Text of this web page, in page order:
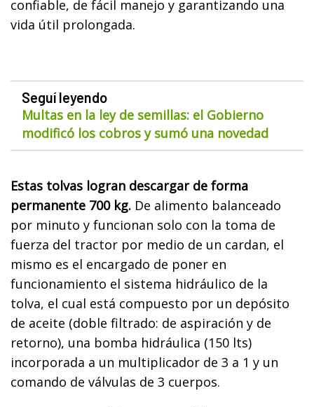
confiable, de fácil manejo y garantizando una
vida útil prolongada.
Seguí leyendo
Multas en la ley de semillas: el Gobierno
modificó los cobros y sumó una novedad
Estas tolvas logran descargar de forma
permanente 700 kg. De alimento balanceado
por minuto y funcionan solo con la toma de
fuerza del tractor por medio de un cardan, el
mismo es el encargado de poner en
funcionamiento el sistema hidráulico de la
tolva, el cual está compuesto por un depósito
de aceite (doble filtrado: de aspiración y de
retorno), una bomba hidráulica (150 lts)
incorporada a un multiplicador de 3 a 1 y un
comando de válvulas de 3 cuerpos.